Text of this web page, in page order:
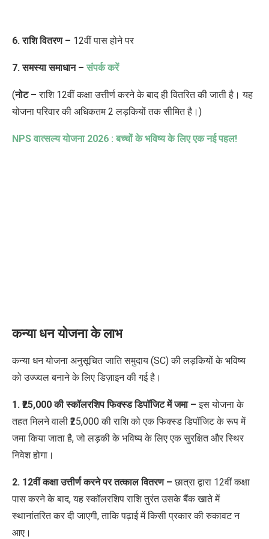
6. राशि वितरण – 12वीं पास होने पर
7. समस्या समाधान – संपर्क करें
(नोट –राशि 12वीं कक्षा उत्तीर्ण करने के बाद ही वितरित की जाती है। यह
योजना परिवारकी अधिकतम 2 लड़कियों तक सीमित है।)
NPS वात्सल्य योजना 2026 : बच्चों के भविष्य के लिए एक नई पहल!
कन्या धन योजना के लाभ
कन्या धन योजना अनुसूचित जाति समुदाय (SC)कीलड़कियों के भविष्य
को उज्ज्वल बनाने के लिए डिज़ाइन की गई है।
1. ₹25,000 की स्कॉलरशिप फिक्स्ड डिपॉजिट में जमा –इस योजना के
तहत मिलने वाली ₹25,000 की राशि को एक फिक्स्ड डिपॉजिट के रूप में
जमा कियाजाता है, जो लड़की के भविष्य के लिए एक सुरक्षित और स्थिर
निवेश होगा।
2. 12वीं कक्षा उत्तीर्ण करने पर तत्काल वितरण –छात्रा द्वारा 12वीं कक्षा
पास करने के बाद, यह स्कॉलरशिप राशि तुरंत उसके बैंक खाते में
स्थानांतरित कर दी जाएगी, ताकि पढ़ाई में किसी प्रकार की रुकावट न
आए।